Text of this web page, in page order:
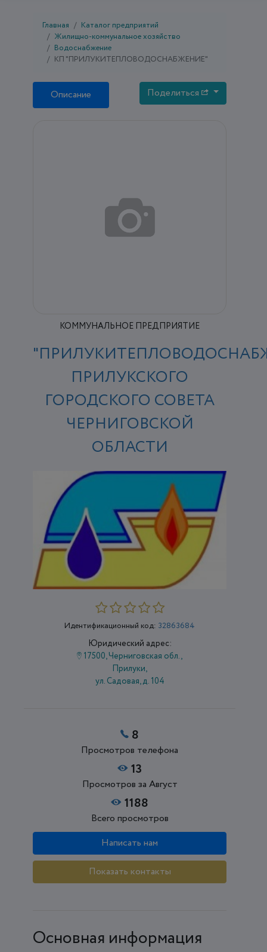
Главная
Каталог предприятий
Жилищно-коммунальное хозяйство
Водоснабжение
КП "ПРИЛУКИТЕПЛОВОДОСНАБЖЕНИЕ"
Описание Поделиться
КОММУНАЛЬНОЕ ПРЕДПРИЯТИЕ
ПРИЛУКСКОГО
ГОРОДСКОГО СОВЕТА
ЧЕРНИГОВСКОЙ
ОБЛАСТИ
Идентификационный код: 32863684
Юридический адрес:
17500, Черниговская обл.,
Прилуки,
ул. Садовая, д. 104
8
Просмотров телефона
13
Просмотров за Август
1188
Всего просмотров
Написать нам
Показать контакты
Основная информация